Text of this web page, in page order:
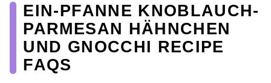
EIN-PFANNE KNOBLAUCH-
PARMESAN HÄHNCHEN
UND GNOCCHI RECIPE
FAQS